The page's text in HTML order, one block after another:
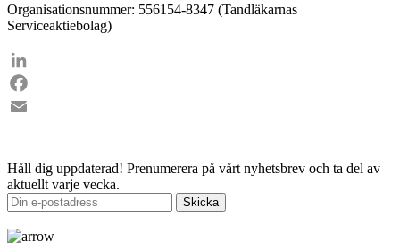
Organisationsnummer: 556154-8347 (Tandläkarnas
Serviceaktiebolag)
LinkedIn
Facebook
Håll dig uppdaterad! Prenumerera på vårt nyhetsbrev och ta del av
aktuellt varje vecka.